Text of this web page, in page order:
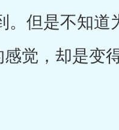
但是不知道
觉，却是变